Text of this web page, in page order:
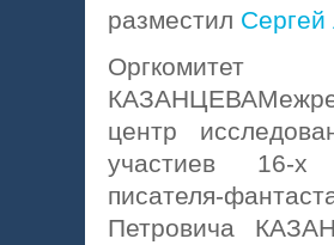
разместил Сергей
центр
участиев 16-х
писателя-
Петровича